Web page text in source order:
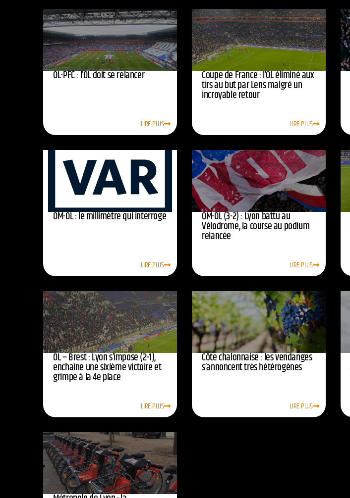
OL-PFC : l’OL doit se relancer
LIRE PLUS
Coupe de France : l’OL éliminé aux
tirs au but par Lens malgré un
incroyable retour
LIRE PLUS
OM-OL : le millimètre qui interroge
LIRE PLUS
OM-OL (3-2) : Lyon battu au
Vélodrome, la course au podium
relancée
LIRE PLUS
OL – Brest : Lyon s’impose (2-1),
enchaîne une sixième victoire et
grimpe à la 4e place
LIRE PLUS
Côte chalonnaise : les vendanges
s’annoncent très hétérogènes
LIRE PLUS